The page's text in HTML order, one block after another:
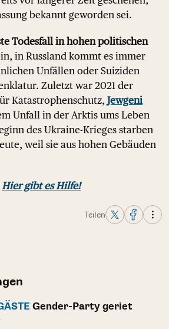
bekannt geworden sei.
Todesfall in hohen politischen
in Russland kommt es immer
Unfällen oder Suiziden
Zuletzt war 2021 der
Katastrophenschutz, Jewgeni
Unfall in der Arktis ums Leben
des Ukraine-Krieges starben
weil sie aus hohen Gebäuden
Hier gibt es Hilfe!
Teilen
Gender-Party geriet